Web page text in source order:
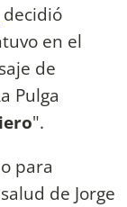
decidió
en el
de
Pulga
".
para
de Jorge